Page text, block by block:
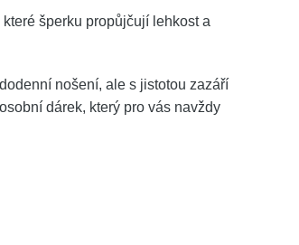
šperku propůjčují lehkost a
nošení, ale s jistotou zazáří
dárek, který pro vás navždy